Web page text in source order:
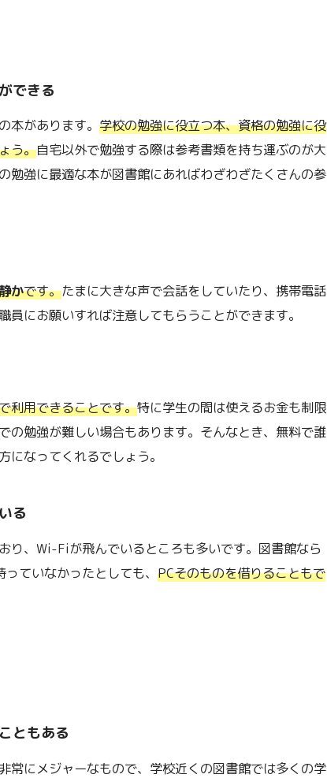
できる
本があります。 学校の勉強に役立つ本、資格の勉強に役
う。自宅以外で勉強する際は参考書類を持ち運ぶのが大
勉強に最適な本が図書館にあればわざわざたくさんの参
かです。たまに大きな声で会話をしていたり、携帯電話
にお願いすれば注意してもらうことができます。
利用できることです。特に学生の間は使えるお金も制限
の勉強が難しい場合もあります。そんなとき、無料で誰
なってくれるでしょう。
る
り、Wi-Fiが飛んでいるところも多いです。図書館なら
ていなかったとしても、 PCそのものを借りることもで
ともある
常にメジャーなもので、学校近くの図書館では多くの学